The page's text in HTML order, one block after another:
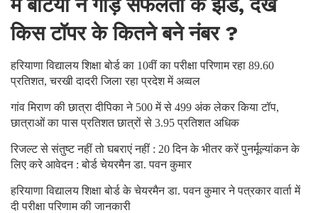
में बेटियों ने गाड़े सफलता के झंडे, देखें
किस टॉपर के कितने बने नंबर ?
हरियाणा विद्यालय शिक्षा बोर्ड का 10वीं का परीक्षा परिणाम रहा 89.60
प्रतिशत, चरखी दादरी जिला रहा प्रदेश में अव्वल
गांव मिराण की छात्रा दीपिका ने 500 में से 499 अंक लेकर किया टॉप,
छात्राओं का पास प्रतिशत छात्रों से 3.95 प्रतिशत अधिक
रिजल्ट से संतुष्ट नहीं तो घबराएं नहीं : 20 दिन के भीतर करें पुनर्मूल्यांकन के
लिए करे आवेदन : बोर्ड चेयरमैन डा. पवन कुमार
हरियाणा विद्यालय शिक्षा बोर्ड के चेयरमैन डा. पवन कुमार ने पत्रकार वार्ता में
दी परीक्षा परिणाम की जानकारी